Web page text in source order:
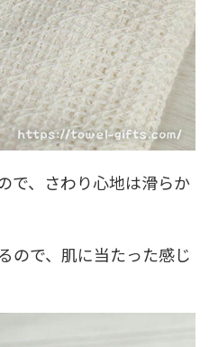
で、さわり心地は滑らか
ので、肌に当たった感じ